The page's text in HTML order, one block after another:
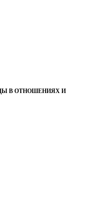
В ОТНОШЕНИЯХ И